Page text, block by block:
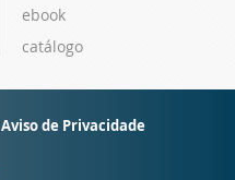
ebook
catálogo
Aviso de Privacidade